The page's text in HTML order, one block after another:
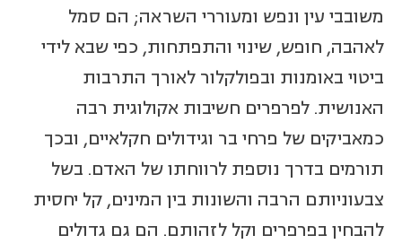
משובבי עין ונפש ומעוררי השראה; הם סמל
לאהבה, חופש, שינוי והתפתחות, כפי שבא לידי
ביטוי באומנות ובפולקלור לאורך התרבות
האנושית. לפרפרים חשיבות אקולוגית רבה
כמאביקים של פרחי בר וגידולים חקלאיים, ובכך
תורמים בדרך נוספת לרווחתו של האדם. בשל
צבעוניותם הרבה והשונות בין המינים, קל יחסית
להבחין בפרפרים וקל לזהותם. הם גם גדולים